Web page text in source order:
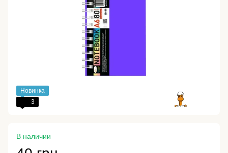
Новинка
3
В наличии